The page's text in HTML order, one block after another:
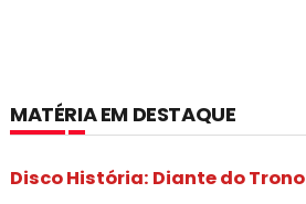
MATÉRIA EM DESTAQUE
Disco História: Diante do Trono